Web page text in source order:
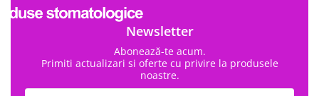
Newsletter
Abonează-te acum.
Primiti actualizari si oferte cu privire la produsele
noastre.